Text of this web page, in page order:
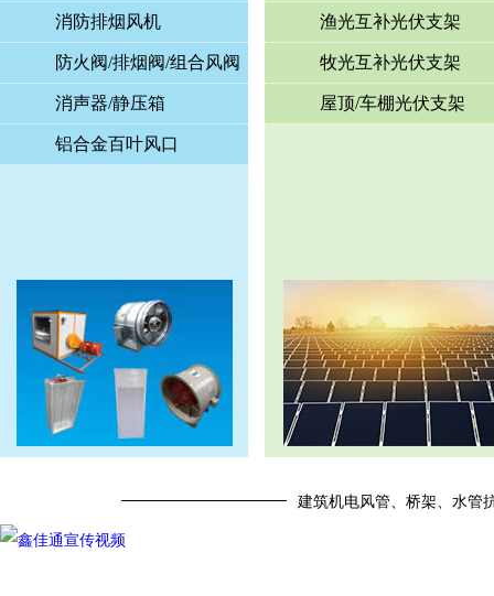
消防排烟风机
防火阀/排烟阀/组合风阀
消声器/静压箱
铝合金百叶风口
渔光互补光伏支架
牧光互补光伏支架
屋顶/车棚光伏支架
建筑机电风管、桥架、水管